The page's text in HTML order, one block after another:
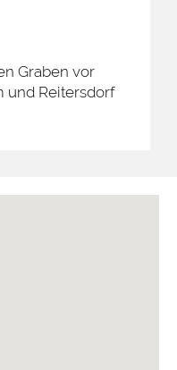
Graben vor
und Reitersdorf